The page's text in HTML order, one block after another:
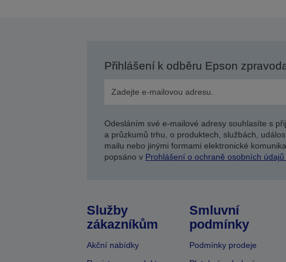
Přihlášení k odběru Epson
Odesláním své e-mailové adresy souhlasíte s
a průzkumů trhu, o produktech, službách,
mailu nebo jinými formami elektronické
popsáno v Prohlášení o ochraně osobních
Služby
zákazníkům
Akční nabídky
Smluvní
podmínky
Podmínky prodeje